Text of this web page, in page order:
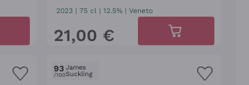
2023 75 cl | 12.5% Veneto
21,00 €
93
/100
James
Suckling